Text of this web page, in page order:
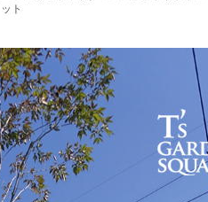
ット